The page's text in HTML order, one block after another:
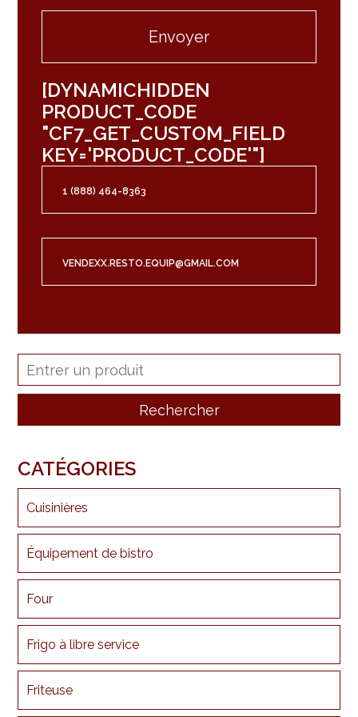
[DYNAMICHIDDEN
PRODUCT_CODE
"CF7_GET_CUSTOM_FIELD
KEY='PRODUCT_CODE'"]
1 (888) 464-8363
VENDEXX.RESTO.EQUIP@GMAIL.COM
CATÉGORIES
Cuisinières
Équipement de bistro
Four
Frigo à libre service
Friteuse